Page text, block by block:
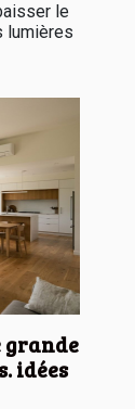
le
lumières
idées